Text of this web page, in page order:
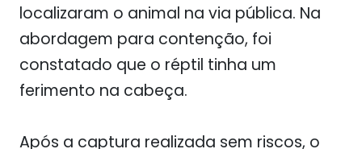
localizaram o animal na via pública. Na
abordagem para contenção, foi
constatado que o réptil tinha um
ferimento na cabeça.
Após a captura realizada sem riscos, o